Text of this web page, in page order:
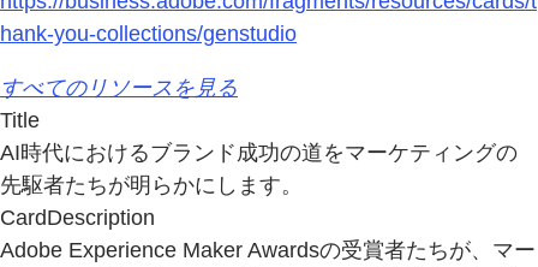
hank-you-collections/genstudio
すべてのリソースを見る
Title
AI時代におけるブランド成功の道をマーケティングの
先駆者たちが明らかにします。
CardDescription
Adobe Experience Maker Awardsの受賞者たちが、マー